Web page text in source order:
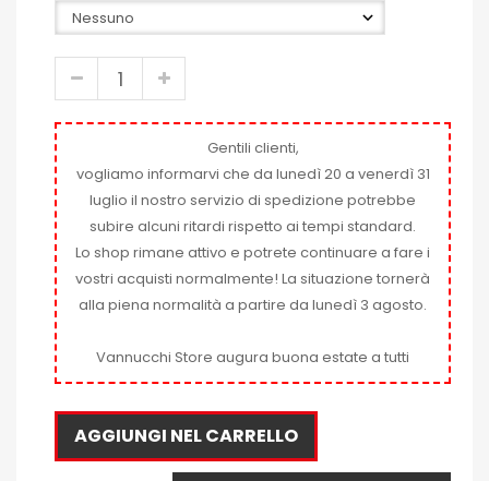
Gentili clienti,
vogliamo informarvi che da lunedì 20 a venerdì 31
luglio il nostro servizio di spedizione potrebbe
subire alcuni ritardi rispetto ai tempi standard.
Lo shop rimane attivo e potrete continuare a fare i
vostri acquisti normalmente! La situazione tornerà
alla piena normalità a partire da lunedì 3 agosto.
Vannucchi Store augura buona estate a tutti
AGGIUNGI NEL CARRELLO